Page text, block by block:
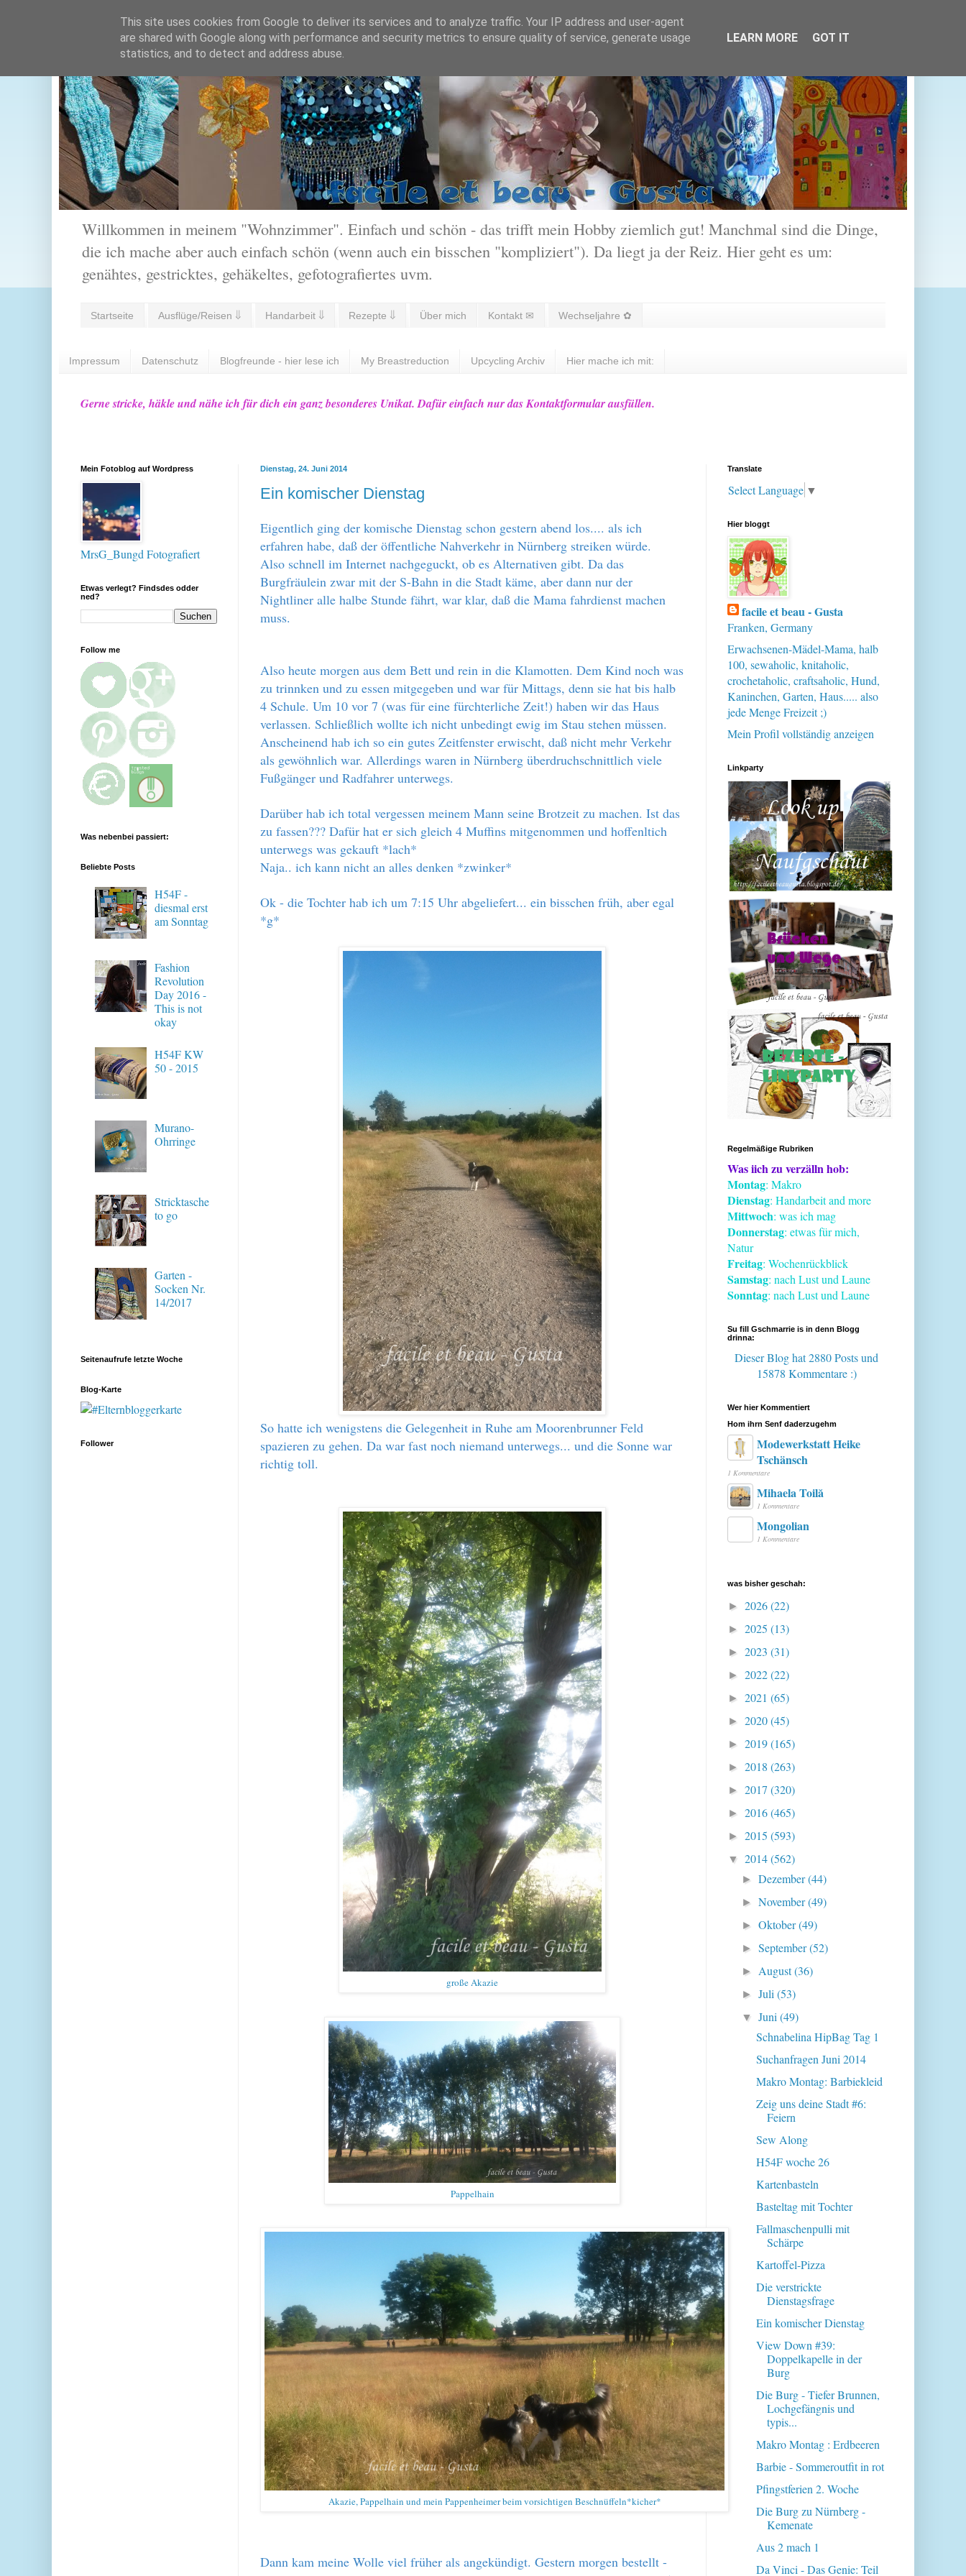
Willkommen in meinem "Wohnzimmer". Einfach und schön - das trifft mein Hobby ziemlich gut! Manchmal sind die Dinge,
die ich mache aber auch einfach schön (wenn auch ein bisschen "kompliziert"). Da liegt ja der Reiz. Hier geht es um:
genähtes, gestricktes, gehäkeltes, gefotografiertes uvm.
Startseite Ausflüge/Reisen ⇓ Handarbeit ⇓ Rezepte ⇓ Über mich Kontakt ✉ Wechseljahre ✿
Impressum Datenschutz Blogfreunde - hier lese ich My Breastreduction Upcycling Archiv Hier mache ich mit:
Gerne stricke, häkle und nähe ich für dich ein ganz besonderes Unikat. Dafür einfach nur das Kontaktformular ausfüllen.
Dienstag, 24. Juni 2014
Ein komischer Dienstag
Eigentlich ging der komische Dienstag schon gestern abend los.... als ich
erfahren habe, daß der öffentliche Nahverkehr in Nürnberg streiken würde.
Also schnell im Internet nachgeguckt, ob es Alternativen gibt. Da das
Burgfräulein zwar mit der S-Bahn in die Stadt käme, aber dann nur der
Nightliner alle halbe Stunde fährt, war klar, daß die Mama fahrdienst machen
muss.
Also heute morgen aus dem Bett und rein in die Klamotten. Dem Kind noch was
zu trinnken und zu essen mitgegeben und war für Mittags, denn sie hat bis halb
4 Schule. Um 10 vor 7 (was für eine fürchterliche Zeit!) haben wir das Haus
verlassen. Schließlich wollte ich nicht unbedingt ewig im Stau stehen müssen.
Anscheinend hab ich so ein gutes Zeitfenster erwischt, daß nicht mehr Verkehr
als gewöhnlich war. Allerdings waren in Nürnberg überdruchschnittlich viele
Fußgänger und Radfahrer unterwegs.
Darüber hab ich total vergessen meinem Mann seine Brotzeit zu machen. Ist das
zu fassen??? Dafür hat er sich gleich 4 Muffins mitgenommen und hoffenltich
unterwegs was gekauft *lach*
Naja.. ich kann nicht an alles denken *zwinker*
Ok - die Tochter hab ich um 7:15 Uhr abgeliefert... ein bisschen früh, aber egal
*g*
So hatte ich wenigstens die Gelegenheit in Ruhe am Moorenbrunner Feld
spazieren zu gehen. Da war fast noch niemand unterwegs... und die Sonne war
richtig toll.
große Akazie
Pappelhain
Akazie, Pappelhain und mein Pappenheimer beim vorsichtigen Beschnüffeln*kicher*
Dann kam meine Wolle viel früher als angekündigt. Gestern morgen bestellt -
Mein Fotoblog auf Wordpress
MrsG_Bungd Fotografiert
Etwas verlegt? Findsdes odder
ned?
Follow me
Was nebenbei passiert:
Beliebte Posts
H54F -
diesmal erst
am Sonntag
Fashion
Revolution
Day 2016 -
This is not
okay
H54F KW
50 - 2015
Murano-
Ohrringe
Stricktasche
to go
Garten -
Socken Nr.
14/2017
Seitenaufrufe letzte Woche
Blog-Karte
Follower
Translate
Select Language ▼
Hier bloggt
facile et beau - Gusta
Franken, Germany
Erwachsenen-Mädel-Mama, halb
100, sewaholic, knitaholic,
crochetaholic, craftsaholic, Hund,
Kaninchen, Garten, Haus..... also
jede Menge Freizeit ;)
Mein Profil vollständig anzeigen
Linkparty
Regelmäßige Rubriken
Was iich zu verzälln hob:
Montag: Makro
Dienstag: Handarbeit and more
Mittwoch: was ich mag
Donnerstag: etwas für mich,
Natur
Freitag: Wochenrückblick
Samstag: nach Lust und Laune
Sonntag: nach Lust und Laune
Su fill Gschmarrie is in denn Blogg
drinna:
Dieser Blog hat 2880 Postsund
15878 Kommentare :)
Wer hier Kommentiert
Hom ihrn Senf daderzugehm
Modewerkstatt Heike
Tschänsch
1 Kommentare
Mihaela Toilă
1 Kommentare
Mongolian
1 Kommentare
was bisher geschah:
► 2026(22)
► 2025 (13)
► 2023 (31)
► 2022(22)
► 2021 (65)
► 2020(45)
► 2019(165)
► 2018 (263)
► 2017 (320)
► 2016(465)
► 2015 (593)
▼ 2014(562)
►Dezember(44)
►November(49)
►Oktober(49)
►September(52)
► August(36)
►Juli(53)
▼Juni(49)
Schnabelina HipBag Tag 1
Suchanfragen Juni 2014
Makro Montag: Barbiekleid
Zeig uns deine Stadt #6:
Feiern
Sew Along
H54F woche 26
Kartenbasteln
Basteltag mit Tochter
Fallmaschenpulli mit
Schärpe
Kartoffel-Pizza
Die verstrickte
Dienstagsfrage
Ein komischer Dienstag
View Down #39:
Doppelkapelle in der
Burg
Die Burg - Tiefer Brunnen,
Lochgefängnis und
typis...
Makro Montag : Erdbeeren
Barbie - Sommeroutfit in rot
Pfingstferien 2. Woche
Die Burg zu Nürnberg -
Kemenate
Aus 2 mach 1
Da Vinci - Das Genie: Teil
This site uses cookies from Google to deliver its services and to analyze traffic. Your IP address and user-agent
are shared with Google along with performance and security metrics to ensure quality of service, generate usage
statistics, and to detect and address abuse.
LEARN MORE GOT IT